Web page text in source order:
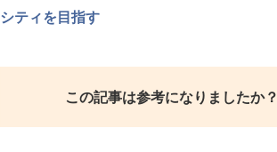
シティを目指す
この記事は参考になりましたか？